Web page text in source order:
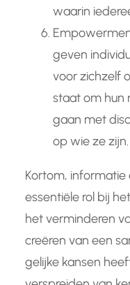
waarin
geven
voor zichzelf
staat om hun
gaan met
op wie ze zijn.
Kortom, informatie
essentiële rol bij
het verminderen
creëren van een
gelijke kansen